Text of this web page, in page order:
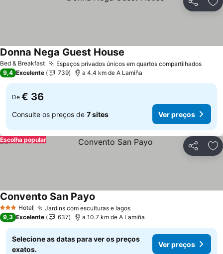
Partilhar
Bed & Breakfast Espaços privados únicos em quartos compartilhados
Donna Nega Guest House
9,4 Excelente 739 a 4.4 km de A Lamiña
De € 36
Consulte os preços de 7 sites Ver preços
Partilhar
Escolha popular
3 EstrelasHotel Jardins com esculturas e lagos
Convento San Payo
9,3 Excelente 637 a 10.7 km de A Lamiña
Selecione as datas para ver os preços
exatos.
Ver preços